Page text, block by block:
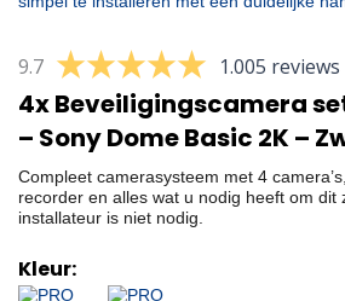
9.7 1.005 reviews
4x Beveiligingscamera
– Sony Dome Basic 2K –
Compleet camerasysteem met 4
recorder en alles wat u nodig heeft om dit
installateur is niet nodig.
Kleur: